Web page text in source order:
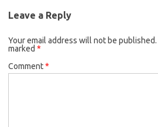
Leave a Reply
Your email address will not be published.
marked *
Comment*